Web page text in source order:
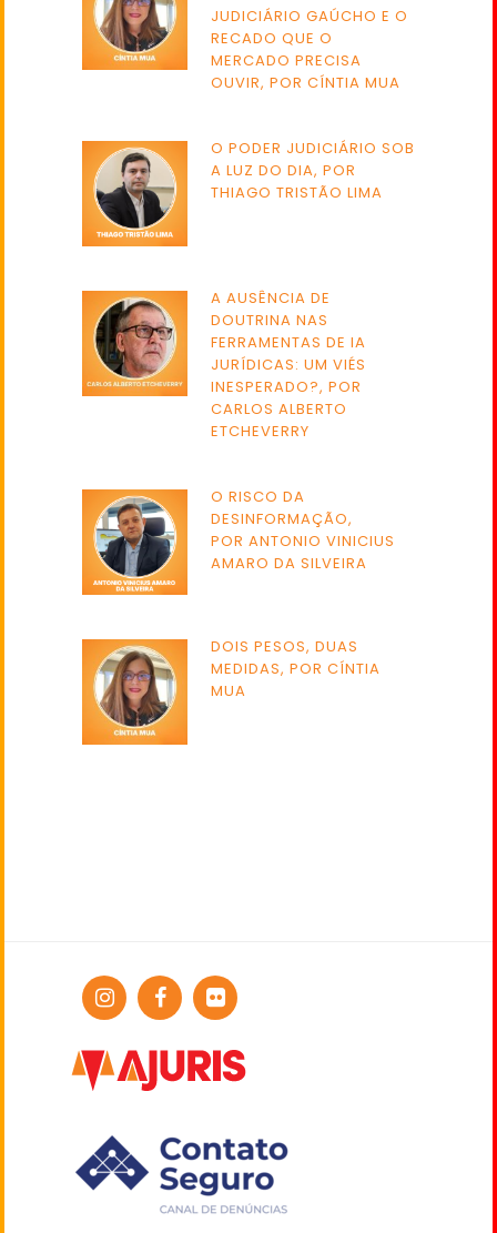
JUDICIÁRIO GAÚCHO E O
RECADO QUE O
MERCADO PRECISA
OUVIR, POR CÍNTIA MUA
O PODER JUDICIÁRIO SOB
A LUZ DO DIA, POR
THIAGO TRISTÃO LIMA
A AUSÊNCIA DE
DOUTRINA NAS
FERRAMENTAS DE IA
JURÍDICAS: UM VIÉS
INESPERADO?, POR
CARLOS ALBERTO
ETCHEVERRY
O RISCO DA
DESINFORMAÇÃO,
POR ANTONIO VINICIUS
AMARO DA SILVEIRA
DOIS PESOS, DUAS
MEDIDAS, POR CÍNTIA
MUA